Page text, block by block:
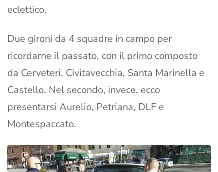
eclettico.
Due gironi da 4 squadre in campo per
ricordarne il passato, con il primo composto
da Cerveteri, Civitavecchia, Santa Marinella e
Castello. Nel secondo, invece, ecco
presentarsi Aurelio, Petriana, DLF e
Montespaccato.